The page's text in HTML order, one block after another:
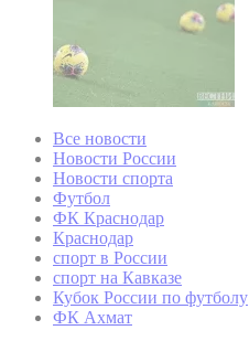
Все новости
Новости России
Новости спорта
Футбол
ФК Краснодар
Краснодар
спорт в России
спорт на Кавказе
Кубок России по футболу
ФК Ахмат